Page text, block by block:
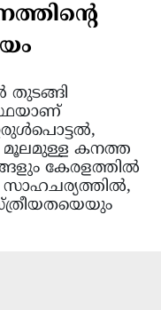
തുടങ്ങി
മൂലമുള്ള കനത്ത
കേരളത്തിൽ